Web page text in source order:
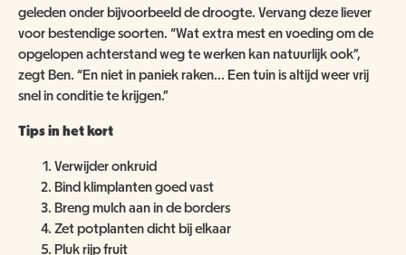
geleden onder bijvoorbeeld de droogte. Vervang deze liever
voor bestendige soorten. “Wat extra mest en voeding om de
opgelopen achterstand weg te werken kan natuurlijk ook”,
zegt Ben. “En niet in paniek raken... Een tuin is altijd weer vrij
snel in conditie te krijgen.”
Tips in het kort
Verwijder onkruid
Bind klimplanten goed vast
Breng mulch aan in de borders
Zet potplanten dicht bij elkaar
Pluk rijp fruit